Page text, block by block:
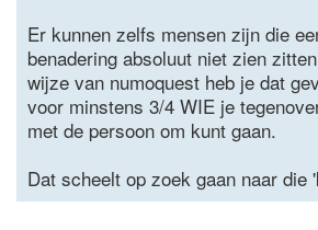
Er kunnen zelfs mensen zijn die
benadering absoluut niet zien
wijze van numoquest heb je dat
voor minstens 3/4 WIE je
met de persoon om kunt gaan.
Dat scheelt op zoek gaan naar die